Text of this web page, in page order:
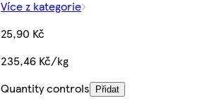
Více z kategorie
25,90 Kč
235,46 Kč/kg
Quantity controls
Přidat